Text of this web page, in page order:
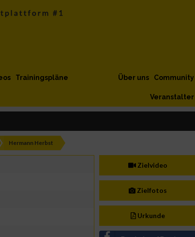
Trainingspläne Community
Über uns
Veranstalter
Hermann Herbst
Zielvideo
Zielfotos
Urkunde